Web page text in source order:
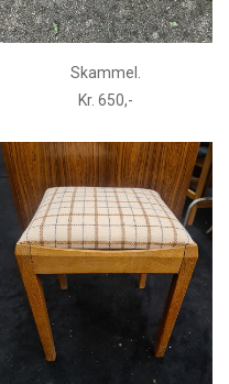
Skammel.
Kr. 650,-